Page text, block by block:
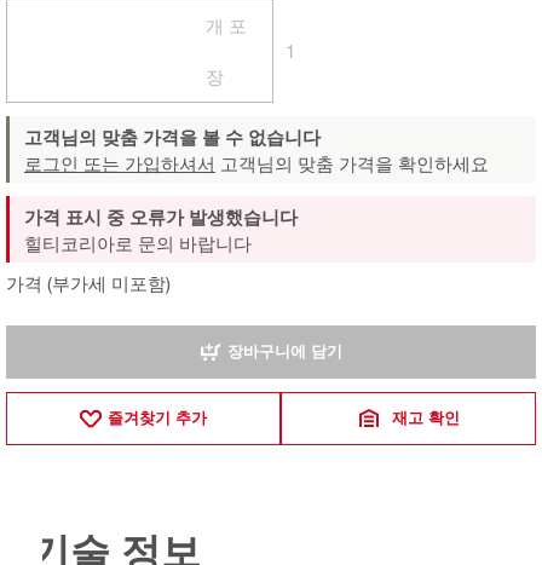
개 포
장
1
고객님의 맞춤 가격을 볼 수 없습니다
로그인 또는 가입하셔서 고객님의 맞춤 가격을 확인하세요
가격 (부가세 미포함)
가격 표시 중 오류가 발생했습니다
힐티코리아로 문의 바랍니다
장바구니에 담기
즐겨찾기 추가 재고 확인
기술 정보